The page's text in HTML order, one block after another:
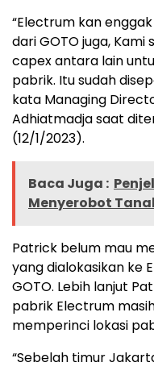
“Electrum kan
dari GOTO juga,
capex antara lain
pabrik. Itu sudah
kata Managing
Adhiatmadja saat
(12/1/2023).
Baca Juga :
Menyerobot
Patrick belum mau
yang dialokasikan ke
GOTO. Lebih lanjut
pabrik Electrum
memperinci lokasi
“Sebelah timur